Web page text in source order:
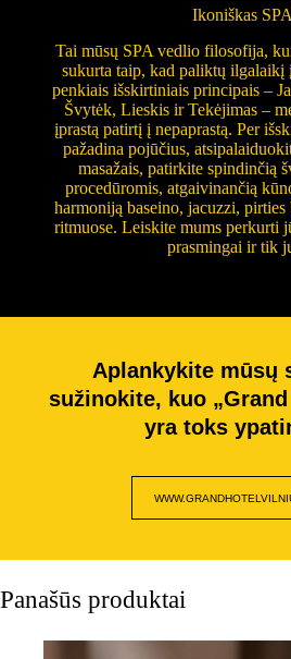
Ikoniškas SPA
Tai mūsų SPA vedlio filosofija,
sukurta taip, kad paliktų ilgalaikį
penkiais išskirtiniais principais –
Švytėk, Lieskis ir Tekėjimas –
įprastą patirtį į nepaprastą. Per
pažadina pojūčius,
masažais, patirkite spindinčią
procedūromis, atgaivinančią
harmoniją baseino, jacuzzi,
ritmuose. Leiskite mums perkurti
prasmingai ir tik
Aplankykite mūsų
sužinokite, kuo
yra toks
Panašūs produktai